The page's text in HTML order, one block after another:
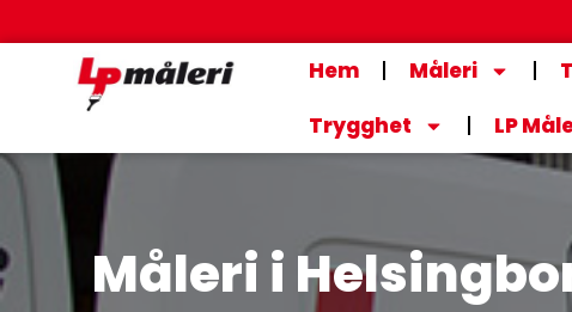
till
Hem Måleri
Trygghet
LP
Måleri i